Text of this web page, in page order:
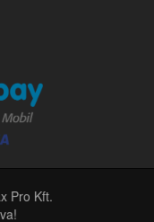
Pro Kft.